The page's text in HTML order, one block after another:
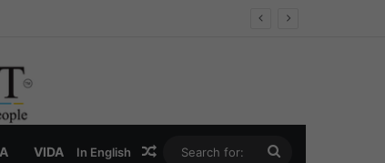
economía de la droga
VIDA In English Random Article